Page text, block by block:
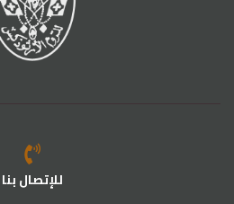
للإتصال بنا